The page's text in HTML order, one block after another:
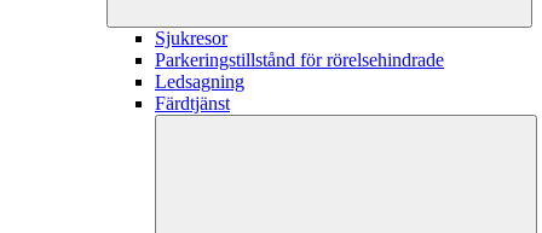
Sjukresor
Parkeringstillstånd för rörelsehindrade
Ledsagning
Färdtjänst